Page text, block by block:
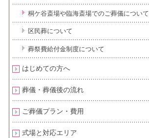
桐ケ谷斎場や臨海斎場でのご葬儀について
区民葬について
葬祭費給付金制度について
はじめての方へ
葬儀・葬儀後の流れ
ご葬儀プラン・費用
式場と対応エリア